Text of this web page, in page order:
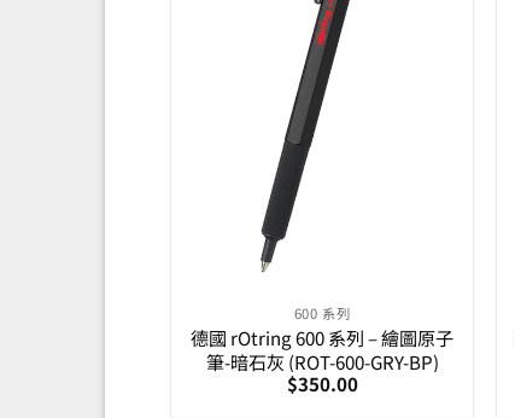
600 系列
德國 rOtring 600 系列 – 繪圖原子
筆-暗石灰 (ROT-600-GRY-BP)
$350.00